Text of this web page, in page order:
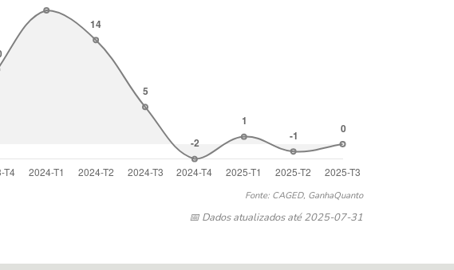
Fonte: CAGED, GanhaQuanto
📅 Dados atualizados até 2025-07-31